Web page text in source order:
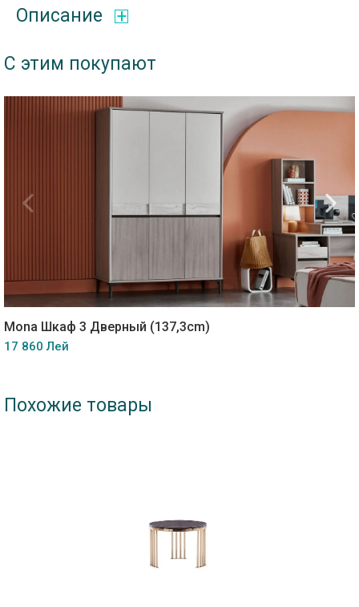
Описание
С этим покупают
Mona Шкаф 3 Дверный (137,3cm)
17 860 Лей
Похожие товары